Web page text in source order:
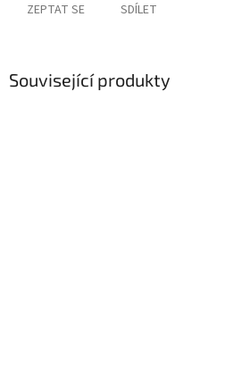
ZEPTAT SE SDÍLET
Související produkty